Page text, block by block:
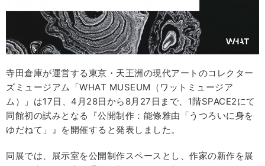
寺田倉庫が運営する東京・天王洲の現代アートのコレクター
ズミュージアム「WHAT MUSEUM（ワットミュージア
ム）」は17日、4月28日から8月27日まで、1階SPACE2にて
同館初の試みとなる『公開制作：能條雅由「うつろいに身を
ゆだねて」』を開催すると発表しました。
同展では、展示室を公開制作スペースとし、作家の新作を展